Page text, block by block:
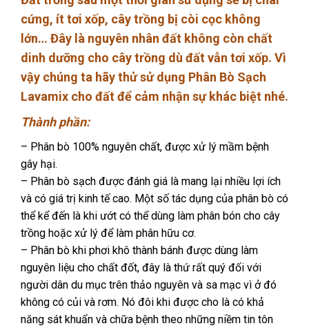
cứng, ít tơi xốp, cây trồng bị còi cọc không
lớn… Đây là nguyên nhân đất không còn chất
dinh dưỡng cho cây trồng dù đất vẫn tơi xốp. Vì
vậy chúng ta hãy thử sử dụng Phân Bò Sạch
Lavamix cho đất để cảm nhận sự khác biệt nhé.
Thành phần:
– Phân bò 100% nguyên chất, được xử lý mầm bệnh
gây hại.
– Phân bò sạch được đánh giá là mang lại nhiều lợi ích
và có giá trị kinh tế cao. Một số tác dụng của phân bò có
thể kể đến là khi ướt có thể dùng làm phân bón cho cây
trồng hoặc xử lý để làm phân hữu cơ.
– Phân bò khi phơi khô thành bánh được dùng làm
nguyên liệu cho chất đốt, đây là thứ rất quý đối với
người dân du mục trên thảo nguyên và sa mạc vì ở đó
không có củi và rơm. Nó đôi khi được cho là có khả
năng sát khuẩn và chữa bệnh theo những niềm tin tôn